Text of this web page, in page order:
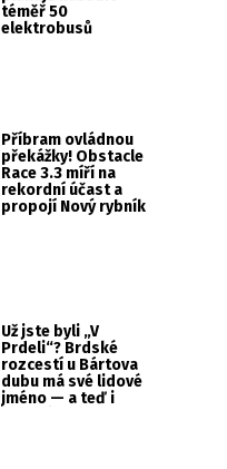
téměř 50
elektrobusů
Příbram ovládnou
překážky! Obstacle
Race 3.3 míří na
rekordní účast a
propojí Nový rybník
Už jste byli „V
Prdeli“? Brdské
rozcestí u Bártova
dubu má své lidové
jméno — a teď i